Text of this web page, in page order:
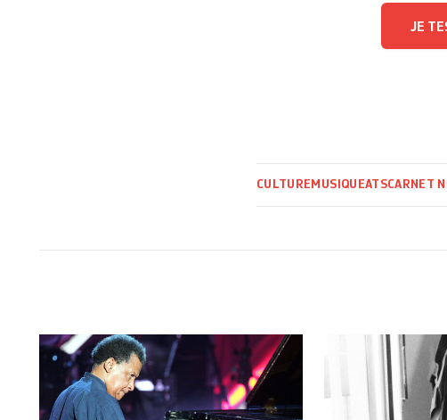
JE
CULTURE MUSIQUEATSCARNET